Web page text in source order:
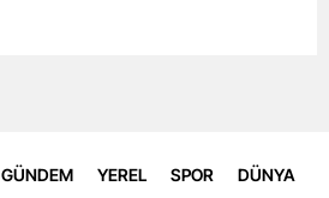
GÜNDEM YEREL SPOR DÜNYA